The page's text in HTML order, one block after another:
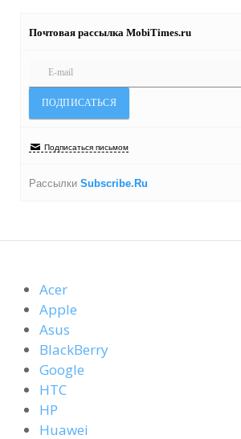
Почтовая рассылка MobiTimes.ru
Подписаться письмом
Рассылки Subscribe.Ru
Acer
Apple
Asus
BlackBerry
Google
HTC
HP
Huawei